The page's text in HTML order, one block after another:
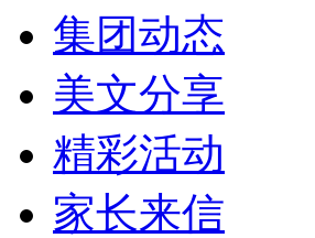
集团动态
美文分享
精彩活动
家长来信